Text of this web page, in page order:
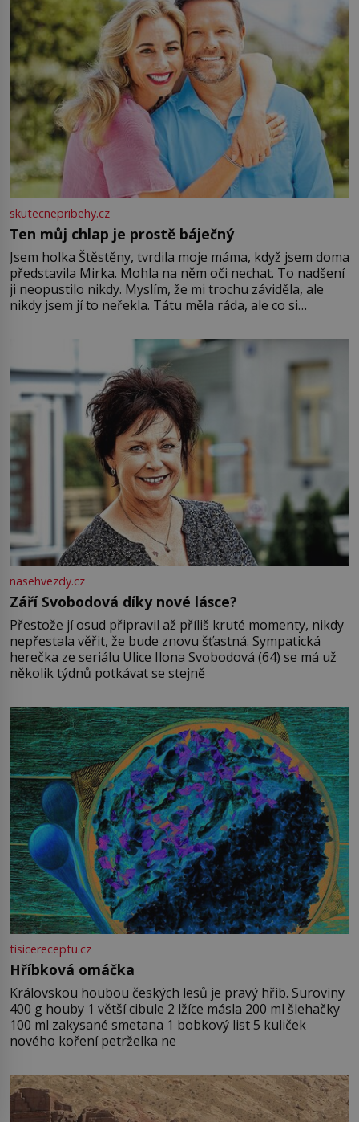
skutecnepribehy.cz
Ten můj chlap je prostě báječný
Jsem holka Štěstěny, tvrdila moje máma, když jsem doma
představila Mirka. Mohla na něm oči nechat. To nadšení
ji neopustilo nikdy. Myslím, že mi trochu záviděla, ale
nikdy jsem jí to neřekla. Tátu měla ráda, ale co si
Jsme spolu moc rádi Tehdy byla jiná doba, když
nasehvezdy.cz
Září Svobodová díky nové lásce?
Přestože jí osud připravil až příliš kruté momenty, nikdy
nepřestala věřit, že bude znovu šťastná. Sympatická
herečka ze seriálu Ulice Ilona Svobodová (64) se má už
několik týdnů potkávat se stejně
tisicereceptu.cz
Hříbková omáčka
Královskou houbou českých lesů je pravý hřib. Suroviny
400 g houby 1 větší cibule 2 lžíce másla 200 ml šlehačky
100 ml zakysané smetana 1 bobkový list 5 kuliček
nového koření petrželka ne